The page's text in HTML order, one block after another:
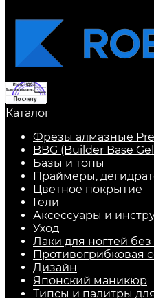
Каталог
Фрезы алмазные
BBG (Builder Base
Базы и топы
Праймеры,
Цветное покрытие
Гели
Аксессуары и
Уход
Лаки для ногтей
Противогрибковая
Дизайн
Японский маникюр
Типсы и палитры